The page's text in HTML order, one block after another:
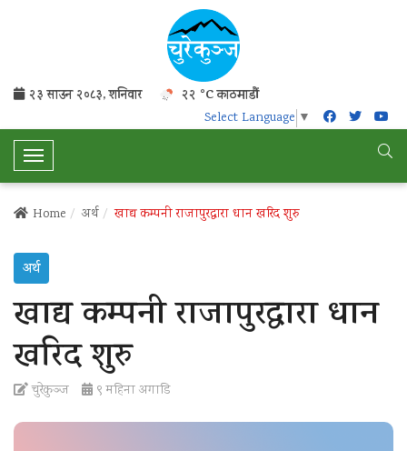
२३ साउन २०८३, शनिवार २२ °C काठमाडौं
Select Language ▼
T
o
e
N
a
i
a
t
Home अर्थ खाद्य कम्पनी राजापुरद्वारा धान खरिद शुरु
अर्थ
खाद्य कम्पनी राजापुरद्वारा धान
खरिद शुरु
चुरेकुञ्ज ९ महिना अगाडि